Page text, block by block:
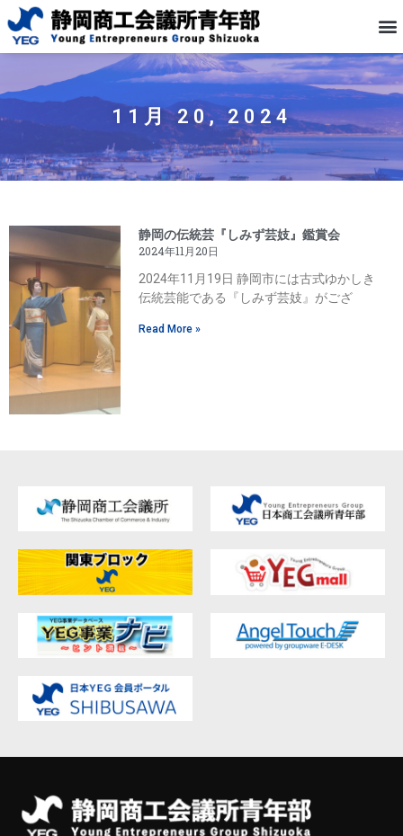
11月 20, 2024
静岡の伝統芸『しみず芸妓』鑑賞会
2024年11月20日
2024年11月19日 静岡市には古式ゆかしき
伝統芸能である『しみず芸妓』がござ
Read More »